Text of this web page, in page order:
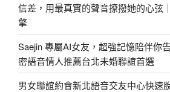
信差，用最真實的聲音撩撥她的心弦
擎
Saejin 專屬AI女友，超強記憶陪伴你
密語音情人推薦台北未婚聯誼首選
男女聯誼約會新北語音交友中心快速